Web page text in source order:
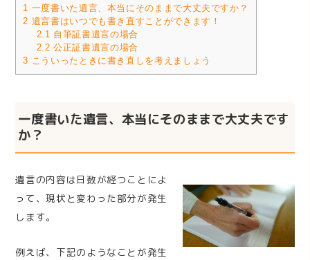
1 一度書いた遺言、本当にそのままで大丈夫ですか？
2 遺言書はいつでも書き直すことができます！
2.1 自筆証書遺言の場合
2.2 公正証書遺言の場合
3 こういったときに書き直しを考えましょう
一度書いた遺言、本当にそのままで大丈夫です
か？
遺言の内容は日数が経つことによ
って、現状と変わった部分が発生
します。
例えば、下記のようなことが発生